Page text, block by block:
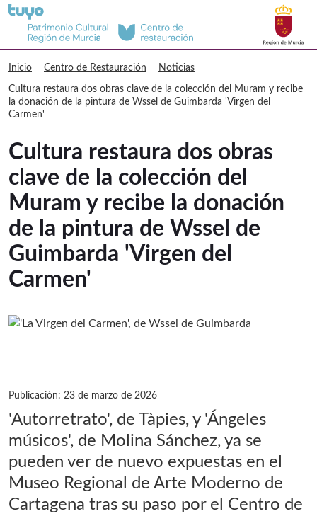
Centro de Restauración CulturaBuscar
Inicio Centro de Restauración Noticias
Cultura restaura dos obras clave de la colección del Muram y recibe
la donación de la pintura de Wssel de Guimbarda 'Virgen del
Carmen'
Cultura restaura dos obras
clave de la colección del
Muram y recibe la donación
de la pintura de Wssel de
Guimbarda 'Virgen del
Carmen'
Publicación: 23 de marzo de 2026
'Autorretrato', de Tàpies, y 'Ángeles
músicos', de Molina Sánchez, ya se
pueden ver de nuevo expuestas en el
Museo Regional de Arte Moderno de
Cartagena tras su paso por el Centro de